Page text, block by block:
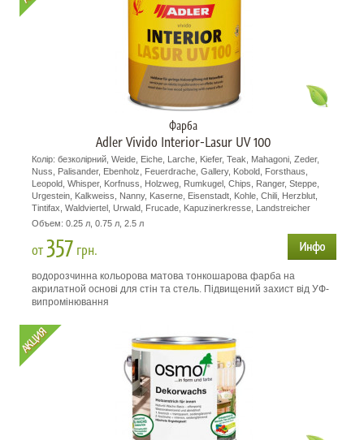
Фарба
Adler Vivido Interior-Lasur UV 100
Колір: безколірний, Weide, Eiche, Larche, Kiefer, Teak, Mahagoni, Zeder,
Nuss, Palisander, Ebenholz, Feuerdrache, Gallery, Kobold, Forsthaus,
Leopold, Whisper, Korfnuss, Holzweg, Rumkugel, Chips, Ranger, Steppe,
Urgestein, Kalkweiss, Nanny, Kaserne, Eisenstadt, Kohle, Chili, Herzblut,
Tintifax, Waldviertel, Urwald, Frucade, Kapuzinerkresse, Landstreicher
Объем: 0.25 л, 0.75 л, 2.5 л
от357 грн.
водорозчинна кольорова матова тонкошарова фарба на
акрилатной основі для стін та стель. Підвищений захист від УФ-
випромінювання